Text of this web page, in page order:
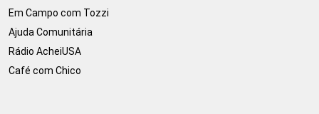
Em Campo com Tozzi
Ajuda Comunitária
Rádio AcheiUSA
Café com Chico